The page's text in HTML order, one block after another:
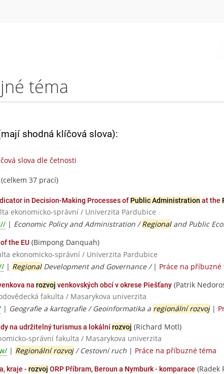
téma
shodná klíčová slova):
slova dle četnosti
(celkem 37 prací)
in Decision-Making Processes of Public Administration at the
ekonomicko-správní / Univerzita Pardubice
| Economic Policy and Administration /Regionaland Public
of the EU (Bimpong Danquah)
ekonomicko-správní / Univerzita Pardubice
| RegionalDevelopment and Governance / | Práce na příbuzné
na rozvoj venkovských obcí v okrese Piešťany (Patrik
fakulta / Masarykova univerzita
| Geografie a kartografie / Geoinformatika a regionální rozvoj|
na udržitelný turismus a lokálnírozvoj (Richard Motl)
správní fakulta / Masarykova univerzita
| Regionální rozvoj/ Cestovní ruch | Práce na příbuzné téma
kraje - rozvoj ORP Příbram, Beroun a Nymburk - komparace (Radek